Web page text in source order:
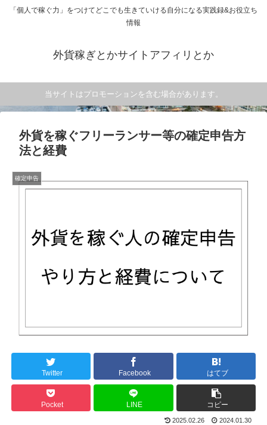
「個人で稼ぐ力」をつけてどこでも生きていける自分になる実践録&お役立ち
情報
外貨稼ぎとかサイトアフィリとか
当サイトはプロモーションを含む場合があります。
外貨を稼ぐフリーランサー等の確定申告方
法と経費
確定申告
Twitter Facebook はてブ
Pocket LINE コピー
2025.02.26 2024.01.30